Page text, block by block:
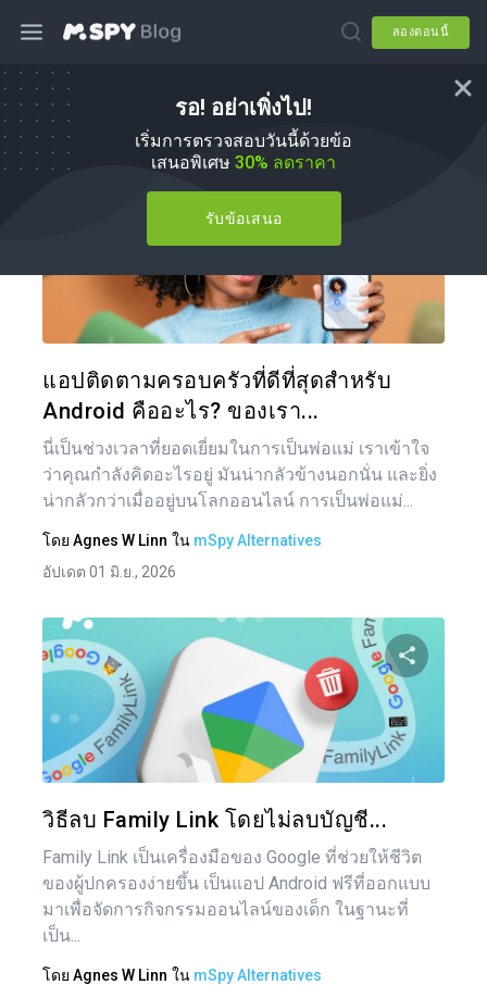
ลองตอนนี้
รอ! อย่าเพิ่งไป!
เริ่มการตรวจสอบวันนี้ด้วยข้อ
เสนอพิเศษ 30% ลดราคา
รับข้อเสนอ
mSpy ทางเลือก
แอปติดตามครอบครัวที่ดีที่สุดสำหรับ
Android คืออะไร? ของเรา...
นี่เป็นช่วงเวลาที่ยอดเยี่ยมในการเป็นพ่อแม่ เราเข้าใจ
ว่าคุณกำลังคิดอะไรอยู่ มันน่ากลัวข้างนอกนั่น และยิ่ง
น่ากลัวกว่าเมื่ออยู่บนโลกออนไลน์ การเป็นพ่อแม่...
โดย Agnes W Linn ใน mSpy Alternatives
อัปเดต 01 มิ.ย., 2026
วิธีลบ Family Link โดยไม่ลบบัญชี...
Family Link เป็นเครื่องมือของ Google ที่ช่วยให้ชีวิต
ของผู้ปกครองง่ายขึ้น เป็นแอป Android ฟรีที่ออกแบบ
มาเพื่อจัดการกิจกรรมออนไลน์ของเด็ก ในฐานะที่
เป็น...
โดย Agnes W Linn ใน mSpy Alternatives